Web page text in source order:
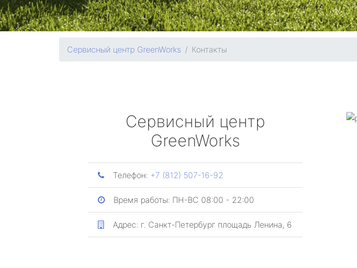
Сервисный центр GreenWorks Контакты
Сервисный центр
GreenWorks
Телефон: +7 (812) 507-16-92
Время работы: ПН-ВС 08:00 - 22:00
Адрес: г. Санкт-Петербург площадь Ленина, 6